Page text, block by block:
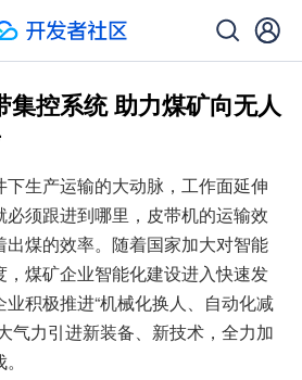
集控系统 助力煤矿向无人
下生产运输的大动脉，工作面延伸
须跟进到哪里，皮带机的运输效
煤的效率。随着国家加大对智能
煤矿企业智能化建设进入快速发
积极推进“机械化换人、自动化减
气力引进新装备、新技术，全力加